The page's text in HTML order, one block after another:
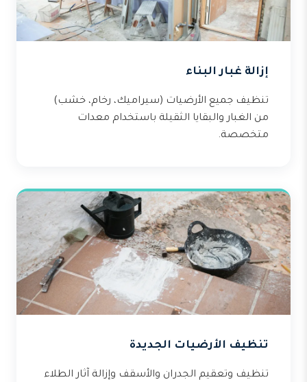
إزالة غبار البناء
تنظيف جميع الأرضيات (سيراميك، رخام، خشب)
من الغبار والبقايا الثقيلة باستخدام معدات
متخصصة.
تنظيف الأرضيات الجديدة
تنظيف وتعقيم الجدران والأسقف وإزالة آثار الطلاء